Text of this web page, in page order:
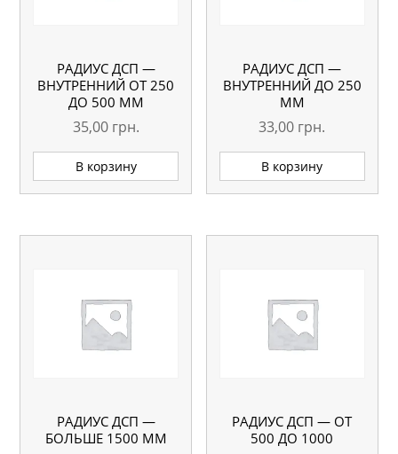
РАДИУС ДСП —
ВНУТРЕННИЙ ОТ 250
ДО 500 ММ
35,00 грн.
В корзину
РАДИУС ДСП —
ВНУТРЕННИЙ ДО 250
ММ
33,00 грн.
В корзину
РАДИУС ДСП —
БОЛЬШЕ 1500 ММ
РАДИУС ДСП — ОТ
500 ДО 1000